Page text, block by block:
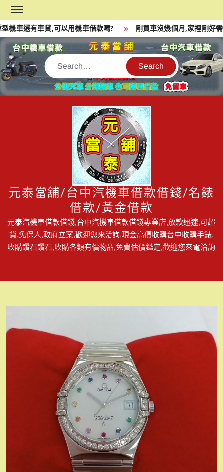
Skip
to
content
機車還有車貸,可以用機車借款嗎? 剛買車沒幾個月,家裡剛好
Search
元泰當舖/台中汽機車借款借錢/名錶
借款/黃金借款
元泰汽機車借款借錢,台中汽機車借款借錢專業店,放款迅速,可超
貸,免保人,政府立案,歡迎您來洽詢,現金高價收購台中收購手錶,
收購鑽石鑽石,收購各類有價物品,免費估價鑑定,歡迎您來電洽詢